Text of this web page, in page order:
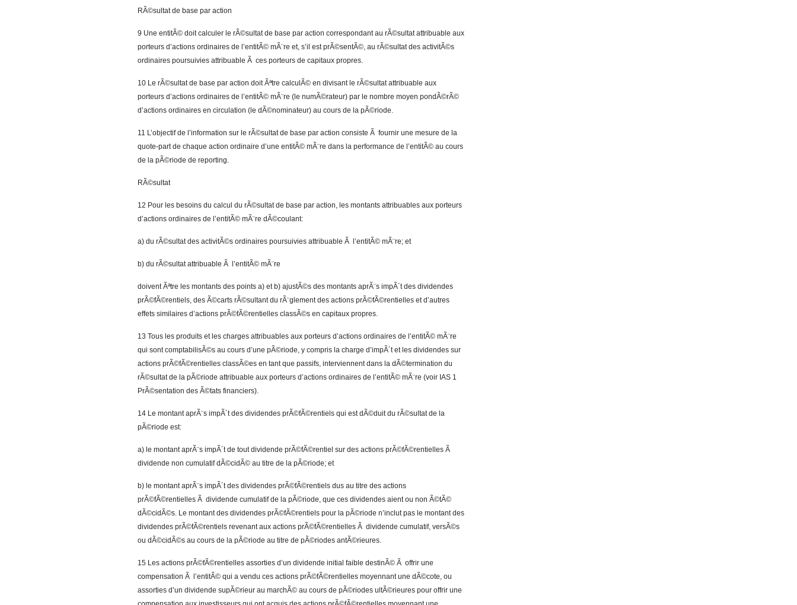
RÃ©sultat de base par action
9 Une entitÃ© doit calculer le rÃ©sultat de base par action correspondant au rÃ©sultat attribuable aux
porteurs d’actions ordinaires de l’entitÃ© mÃ¨re et, s’il est prÃ©sentÃ©, au rÃ©sultat des activitÃ©s
ordinaires poursuivies attribuable Ã ces porteurs de capitaux propres.
10 Le rÃ©sultat de base par action doit Ãªtre calculÃ© en divisant le rÃ©sultat attribuable aux
porteurs d’actions ordinaires de l’entitÃ© mÃ¨re (le numÃ©rateur) par le nombre moyen pondÃ©rÃ©
d’actions ordinaires en circulation (le dÃ©nominateur) au cours de la pÃ©riode.
11 L’objectif de l’information sur le rÃ©sultat de base par action consiste Ã fournir une mesure de la
quote-part de chaque action ordinaire d’une entitÃ© mÃ¨re dans la performance de l’entitÃ© au cours
de la pÃ©riode de reporting.
RÃ©sultat
12 Pour les besoins du calcul du rÃ©sultat de base par action, les montants attribuables aux porteurs
d’actions ordinaires de l’entitÃ© mÃ¨re dÃ©coulant:
a) du rÃ©sultat des activitÃ©s ordinaires poursuivies attribuable Ã l’entitÃ© mÃ¨re; et
b) du rÃ©sultat attribuable Ã l’entitÃ© mÃ¨re
doivent Ãªtre les montants des points a) et b) ajustÃ©s des montants aprÃ¨s impÃ´t des dividendes
prÃ©fÃ©rentiels, des Ã©carts rÃ©sultant du rÃ¨glement des actions prÃ©fÃ©rentielles et d’autres
effets similaires d’actions prÃ©fÃ©rentielles classÃ©s en capitaux propres.
13 Tous les produits et les charges attribuables aux porteurs d’actions ordinaires de l’entitÃ© mÃ¨re
qui sont comptabilisÃ©s au cours d’une pÃ©riode, y compris la charge d’impÃ´t et les dividendes sur
actions prÃ©fÃ©rentielles classÃ©es en tant que passifs, interviennent dans la dÃ©termination du
rÃ©sultat de la pÃ©riode attribuable aux porteurs d’actions ordinaires de l’entitÃ© mÃ¨re (voir IAS 1
PrÃ©sentation des Ã©tats financiers).
14 Le montant aprÃ¨s impÃ´t des dividendes prÃ©fÃ©rentiels qui est dÃ©duit du rÃ©sultat de la
pÃ©riode est:
a) le montant aprÃ¨s impÃ´t de tout dividende prÃ©fÃ©rentiel sur des actions prÃ©fÃ©rentielles Ã
dividende non cumulatif dÃ©cidÃ© au titre de la pÃ©riode; et
b) le montant aprÃ¨s impÃ´t des dividendes prÃ©fÃ©rentiels dus au titre des actions
prÃ©fÃ©rentielles Ã dividende cumulatif de la pÃ©riode, que ces dividendes aient ou non Ã©tÃ©
dÃ©cidÃ©s. Le montant des dividendes prÃ©fÃ©rentiels pour la pÃ©riode n’inclut pas le montant des
dividendes prÃ©fÃ©rentiels revenant aux actions prÃ©fÃ©rentielles Ã dividende cumulatif, versÃ©s
ou dÃ©cidÃ©s au cours de la pÃ©riode au titre de pÃ©riodes antÃ©rieures.
15 Les actions prÃ©fÃ©rentielles assorties d’un dividende initial faible destinÃ© Ã offrir une
compensation Ã l’entitÃ© qui a vendu ces actions prÃ©fÃ©rentielles moyennant une dÃ©cote, ou
assorties d’un dividende supÃ©rieur au marchÃ© au cours de pÃ©riodes ultÃ©rieures pour offrir une